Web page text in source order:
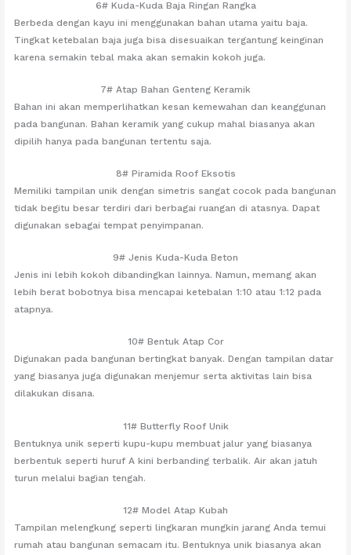
6# Kuda-Kuda Baja Ringan Rangka
Berbeda dengan kayu ini menggunakan bahan utama yaitu baja.
Tingkat ketebalan baja juga bisa disesuaikan tergantung keinginan
karena semakin tebal maka akan semakin kokoh juga.
7# Atap Bahan Genteng Keramik
Bahan ini akan memperlihatkan kesan kemewahan dan keanggunan
pada bangunan. Bahan keramik yang cukup mahal biasanya akan
dipilih hanya pada bangunan tertentu saja.
8# Piramida Roof Eksotis
Memiliki tampilan unik dengan simetris sangat cocok pada bangunan
tidak begitu besar terdiri dari berbagai ruangan di atasnya. Dapat
digunakan sebagai tempat penyimpanan.
9# Jenis Kuda-Kuda Beton
Jenis ini lebih kokoh dibandingkan lainnya. Namun, memang akan
lebih berat bobotnya bisa mencapai ketebalan 1:10 atau 1:12 pada
atapnya.
10# Bentuk Atap Cor
Digunakan pada bangunan bertingkat banyak. Dengan tampilan datar
yang biasanya juga digunakan menjemur serta aktivitas lain bisa
dilakukan disana.
11# Butterfly Roof Unik
Bentuknya unik seperti kupu-kupu membuat jalur yang biasanya
berbentuk seperti huruf A kini berbanding terbalik. Air akan jatuh
turun melalui bagian tengah.
12# Model Atap Kubah
Tampilan melengkung seperti lingkaran mungkin jarang Anda temui
rumah atau bangunan semacam itu. Bentuknya unik biasanya akan